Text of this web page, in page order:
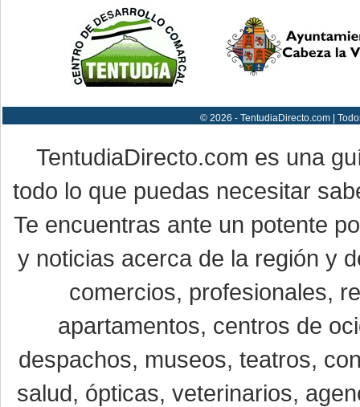
© 2026 - TentudiaDirecto.com |
TentudiaDirecto.com es una
todo lo que puedas necesitar
Te encuentras ante un potente
y noticias acerca de la región y
comercios, profesionales,
apartamentos, centros de
despachos, museos, teatros,
salud, ópticas, veterinarios,